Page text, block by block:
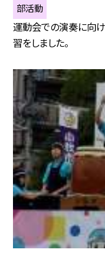
部活動
運動会での演奏に向
習をしました。